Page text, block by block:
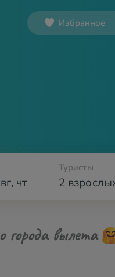
Избранное
, чт 2
Туристы
города вылета